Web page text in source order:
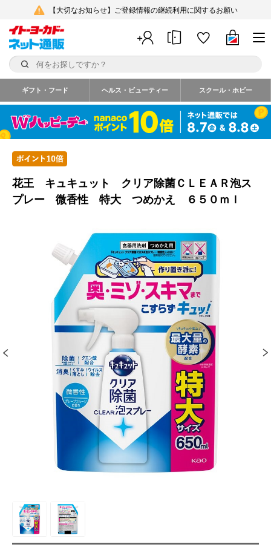
【大切なお知らせ】ご登録情報の継続利用に関するお願い
ギフト・フード ヘルス・ビューティー スクール・ホビー
花王 キュキュット クリア除菌ＣＬＥＡＲ泡ス
プレー 微香性 特大 つめかえ ６５０ｍｌ